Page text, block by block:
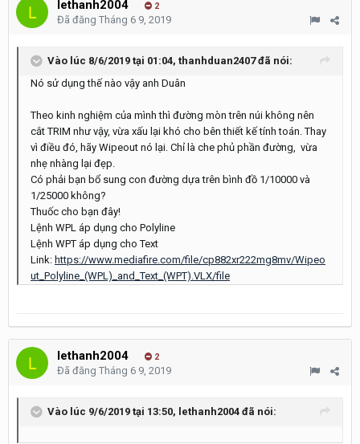
lethanh2004 2
Đã đăng Tháng 6 9, 2019
Vào lúc 8/6/2019 tại 01:04, thanhduan2407đã nói:
Nó sử dụng thế nào vậy anh Duân
Theo kinh nghiệm của mình thì đường mòn trên núi không nên
cắt TRIM như vậy, vừa xấu lại khó cho bên thiết kế tính toán. Thay
vì điều đó, hãy Wipeout nó lại. Chỉ là che phủ phần đường, vừa
nhẹ nhàng lại đẹp.
Có phải bạn bổ sung con đường dựa trên bình đồ 1/10000 và
1/25000 không?
Thuốc cho bạn đây!
Lệnh WPL áp dụng cho Polyline
Lệnh WPT áp dụng cho Text
Link: https://www.mediafire.com/file/cp882xr222mg8mv/Wipeo
ut_Polyline_(WPL)_and_Text_(WPT).VLX/file
lethanh2004 2
Đã đăng Tháng 6 9, 2019
Vào lúc 9/6/2019 tại 13:50, lethanh2004 đã nói: